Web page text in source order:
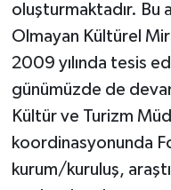
oluşturmaktadır. Bu
Olmayan Kültürel
2009 yılında tesis
günümüzde de
Kültür ve Turizm
koordinasyonunda
kurum/kuruluş,